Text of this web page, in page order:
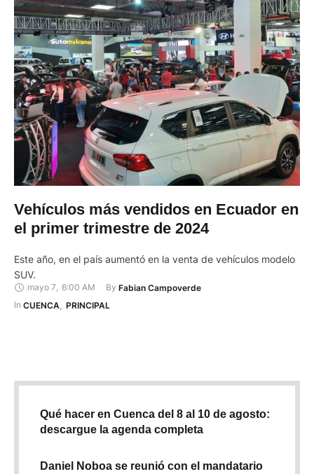
Vehículos más vendidos en Ecuador en
el primer trimestre de 2024
Este año, en el país aumentó en la venta de vehículos modelo
SUV.
mayo 7, 6:00 AM By Fabian Campoverde
In CUENCA PRINCIPAL
Qué hacer en Cuenca del 8 al 10 de agosto:
descargue la agenda completa
Daniel Noboa se reunió con el mandatario